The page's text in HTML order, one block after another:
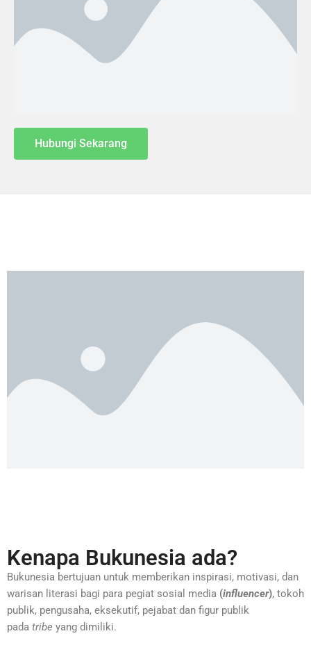
Hubungi Sekarang
Kenapa Bukunesia ada?
Bukunesia bertujuan untuk memberikan inspirasi, motivasi, dan
warisan literasi bagi para pegiat sosial media (influencer), tokoh
publik, pengusaha, eksekutif, pejabat dan figur publik
pada tribe yang dimiliki.